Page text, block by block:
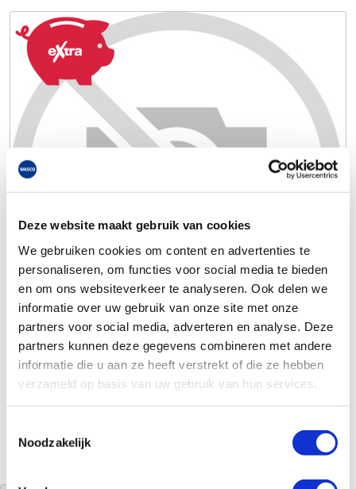
Deze website maakt gebruik van cookies
We gebruiken cookies om content en advertenties te
personaliseren, om functies voor social media te bieden
en om ons websiteverkeer te analyseren. Ook delen we
informatie over uw gebruik van onze site met onze
partners voor social media, adverteren en analyse. Deze
partners kunnen deze gegevens combineren met andere
informatie die u aan ze heeft verstrekt of die ze hebben
verzameld op basis van uw gebruik van hun services.
Noodzakelijk